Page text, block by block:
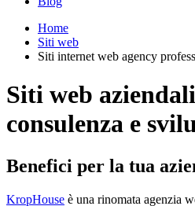
Home
Siti web
Siti internet web agency
Siti web
consulenza e
Benefici per la tua
KropHouse è una rinomata agenzia